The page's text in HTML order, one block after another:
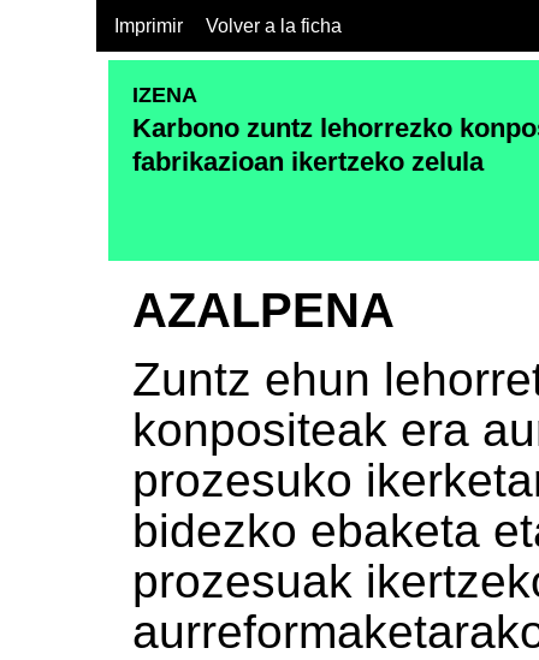
Imprimir Volver a la ficha
IZENA
Karbono zuntz lehorrezko
fabrikazioan ikertzeko zelula
AZALPENA
Zuntz ehun
konpositeak era
prozesuko
bidezko ebaketa
prozesuak